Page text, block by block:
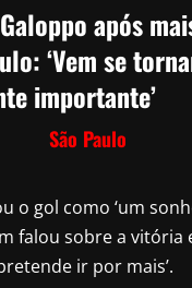
após
‘Vem se
importante’
São Paulo
o gol como ‘um
falou sobre a vitória
ir por mais’.